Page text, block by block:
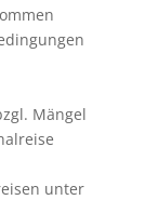
Mängel
unter